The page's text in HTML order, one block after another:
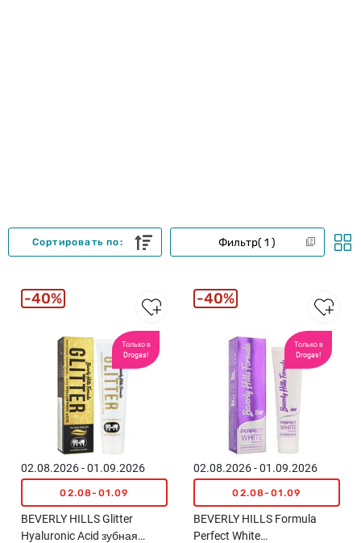
Фильтр 1
Сортировать по:
Только в
Drogas!
02.08.2026 - 01.09.2026
02.08-01.09
BEVERLY HILLS Glitter
Hyaluronic Acid зубная
40%
Только в
Drogas!
02.08.2026 - 01.09.2026
02.08-01.09
BEVERLY HILLS Formula
Perfect White
40%